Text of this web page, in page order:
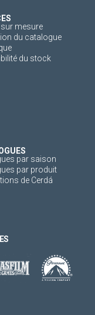
mesure
du catalogue
du stock
par saison
par produit
de Cerdá